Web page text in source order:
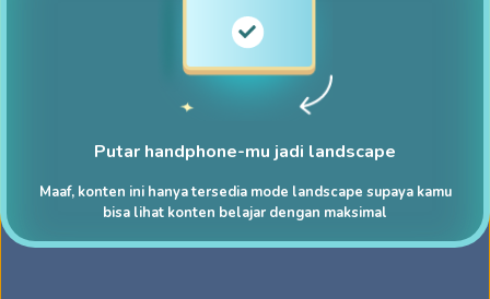
Putar handphone-mu jadi landscape
Maaf, konten ini hanya tersedia mode landscape supaya kamu
bisa lihat konten belajar dengan maksimal